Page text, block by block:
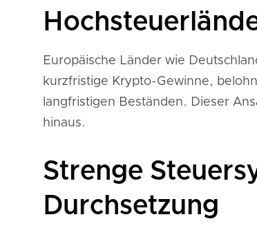
Europäische Länder wie
kurzfristige Krypto-Gewinne,
langfristigen Beständen. Dieser
hinaus.
Strenge
Durchsetzung